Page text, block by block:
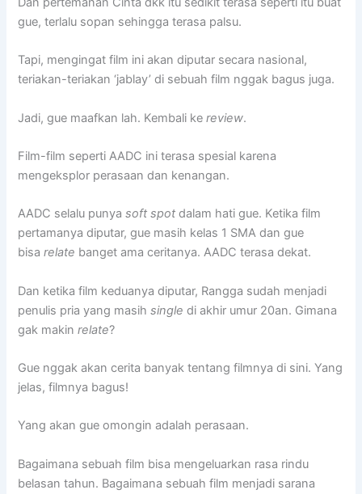
gue, terlalu sopan sehingga terasa palsu.
Tapi, mengingat film ini akan diputar secara nasional,
teriakan-teriakan ‘jablay’ di sebuah film nggak bagus juga.
Jadi, gue maafkan lah. Kembali kereview.
Film-film seperti AADC ini terasa spesial karena
mengeksplor perasaan dan kenangan.
AADC selalu punyasoft spot dalam hati gue. Ketika film
pertamanya diputar, gue masih kelas 1 SMA dan gue
bisarelate banget ama ceritanya. AADC terasa dekat.
Dan ketika film keduanya diputar, Rangga sudah menjadi
penulis pria yang masihsingle di akhir umur 20an. Gimana
gak makinrelate?
Gue nggak akan cerita banyak tentang filmnya di sini. Yang
jelas, filmnya bagus!
Yang akan gue omongin adalah perasaan.
Bagaimana sebuah film bisa mengeluarkan rasa rindu
belasan tahun. Bagaimana sebuah film menjadi sarana